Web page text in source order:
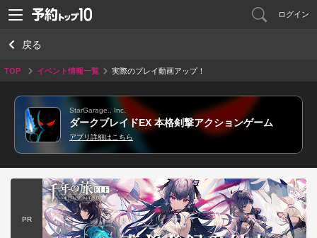
ログイン
戻る
TOP イベント情報一覧 実際のプレイ動画アップ！
StarGarage., Inc.
ダークブレイドEX 本格剣撃アクションゲーム
アプリ詳細はこちら
PR